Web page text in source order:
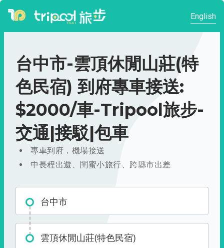
English
台中市-雲頂休閒山莊(特
色民宿) 到府專車接送:
$2000/車-Tripool旅步-
交通|接駁|包車
專車到府，機場接送
中長程出遊、閨蜜小旅行、跨縣市出差
台中市
雲頂休閒山莊(特色民宿)